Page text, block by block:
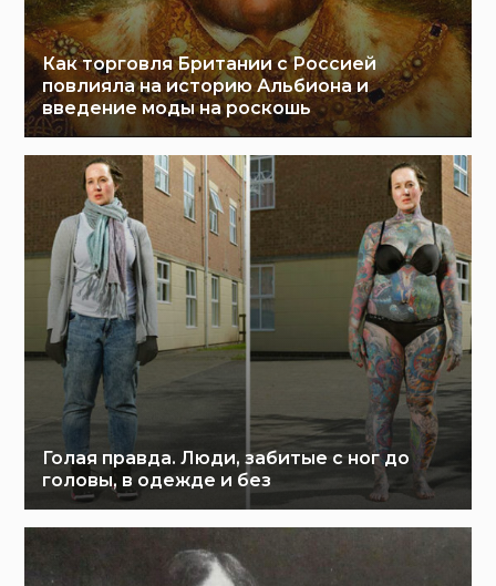
Как торговля Британии с Россией
повлияла на историю Альбиона и
введение моды на роскошь
Голая правда. Люди, забитые с ног до
головы, в одежде и без